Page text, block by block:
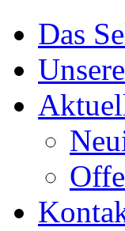
Das